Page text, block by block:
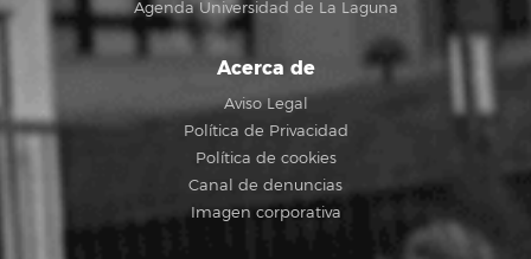
Agenda Universidad de La Laguna
Acerca de
Aviso Legal
Política de Privacidad
Política de cookies
Canal de denuncias
Imagen corporativa